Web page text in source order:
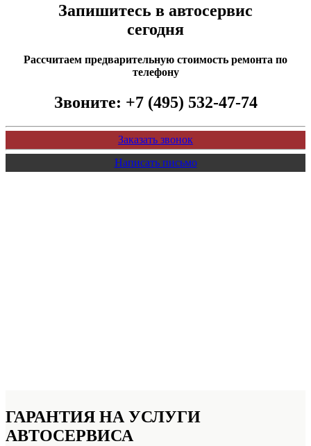
Запишитесь в автосервис
сегодня
Рассчитаем предварительную стоимость ремонта по
телефону
Звоните: +7 (495) 532-47-74
Заказать звонок
Написать письмо
ГАРАНТИЯ НА УСЛУГИ
АВТОСЕРВИСА